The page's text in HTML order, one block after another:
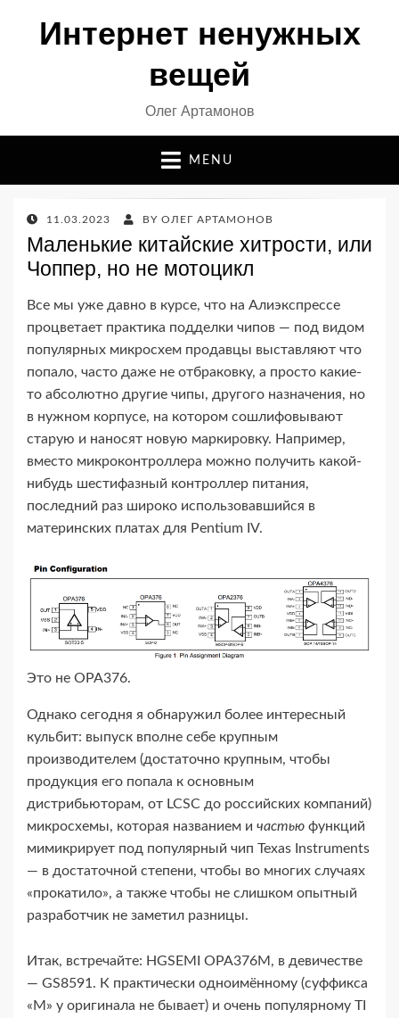
Интернет ненужных
вещей
Олег Артамонов
MENU
POSTED
ON
11.03.2023 BY ОЛЕГ АРТАМОНОВ
Маленькие китайские хитрости, или
Чоппер, но не мотоцикл
Все мы уже давно в курсе, что на Алиэкспрессе
процветает практика подделки чипов — под видом
популярных микросхем продавцы выставляют что
попало, часто даже не отбраковку, а просто какие-​
то абсолютно другие чипы, другого назначения, но
в нужном корпусе, на котором сошлифовывают
старую и наносят новую маркировку. Например,
вместо микроконтроллера можно получить какой-​
нибудь шестифазный контроллер питания,
последний раз широко использовавшийся в
материнских платах для Pentium IV.
Это не OPA376.
Однако сегодня я обнаружил более интересный
кульбит: выпуск вполне себе крупным
производителем (достаточно крупным, чтобы
продукция его попала к основным
дистрибьюторам, от LCSC до российских компаний)
микросхемы, которая названием и частью функций
мимикрирует под популярный чип Texas Instruments
— в достаточной степени, чтобы во многих случаях
«прокатило», а также чтобы не слишком опытный
разработчик не заметил разницы.
Итак, встречайте: HGSEMI OPA376M, в девичестве
— GS8591. К практически одноимённому (суффикса
«M» у оригинала не бывает) и очень популярному TI